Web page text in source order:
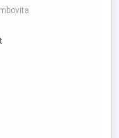
Office, AutoCAD
- Flexibility and
- Experience: any; -
presentation; - Fluent